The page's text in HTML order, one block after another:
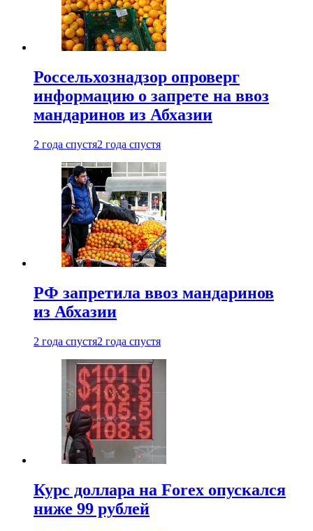
Россельхознадзор опроверг
информацию о запрете на ввоз
мандаринов из Абхазии
2 года спустя2 года спустя
РФ запретила ввоз мандаринов
из Абхазии
2 года спустя2 года спустя
Курс доллара на Forex опускался
ниже 99 рублей